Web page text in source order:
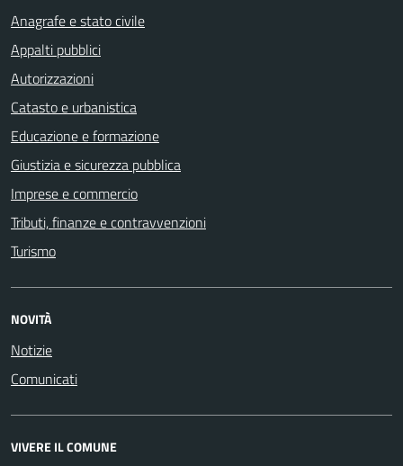
Anagrafe e stato civile
Appalti pubblici
Autorizzazioni
Catasto e urbanistica
Educazione e formazione
Giustizia e sicurezza pubblica
Imprese e commercio
Tributi, finanze e contravvenzioni
Turismo
NOVITÀ
Notizie
Comunicati
VIVERE IL COMUNE